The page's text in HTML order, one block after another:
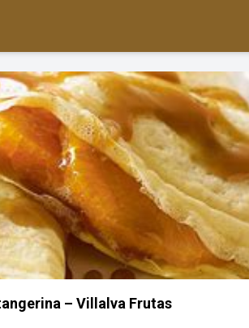
– Villalva Frutas